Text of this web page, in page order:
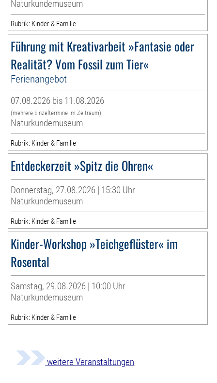
Naturkundemuseum
Rubrik: Kinder & Familie
Führung mit Kreativarbeit »Fantasie oder
Realität? Vom Fossil zum Tier«
Ferienangebot
07.08.2026 bis 11.08.2026
(mehrere Einzeltermine im Zeitraum)
Naturkundemuseum
Rubrik: Kinder & Familie
Entdeckerzeit »Spitz die Ohren«
Donnerstag, 27.08.2026 | 15:30 Uhr
Naturkundemuseum
Rubrik: Kinder & Familie
Kinder-Workshop »Teichgeflüster« im
Rosental
Samstag, 29.08.2026 | 10:00 Uhr
Naturkundemuseum
Rubrik: Kinder & Familie
weitere Veranstaltungen